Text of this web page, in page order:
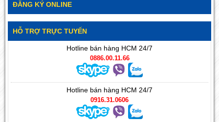
ĐĂNG KÝ ONLINE
HỖ TRỢ TRỰC TUYẾN
Hotline bán hàng HCM 24/7
0886.00.11.66
Hotline bán hàng HCM 24/7
0916.31.0606